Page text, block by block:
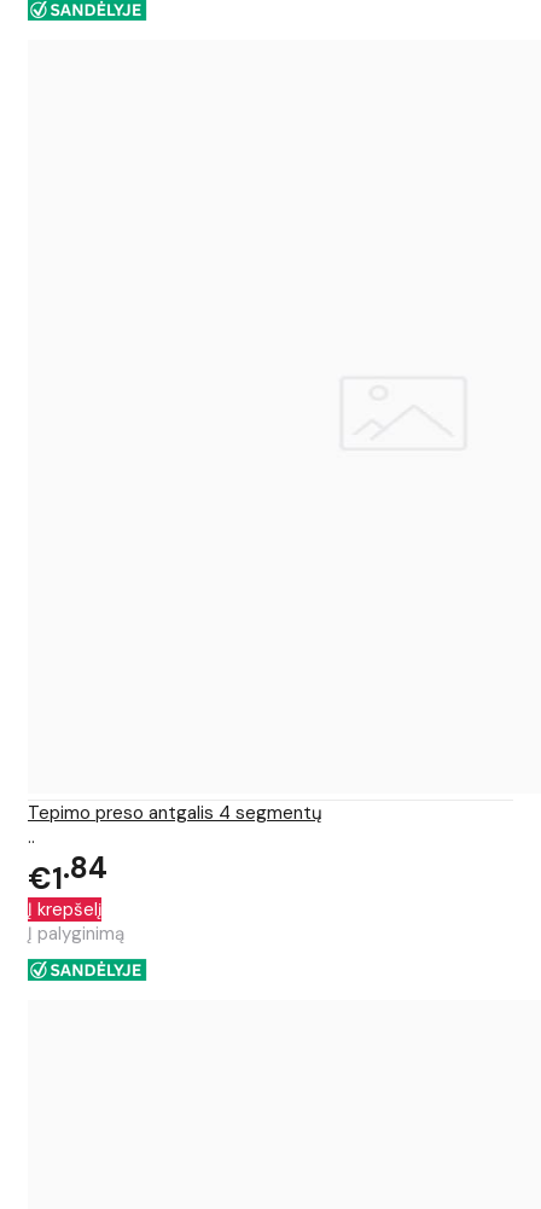
Tepimo preso antgalis 4 segmentų
..
€1 84
Į krepšelį
Į palyginimą